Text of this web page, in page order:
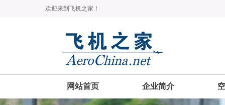
欢迎来到飞机之家！
网站首页 企业简介